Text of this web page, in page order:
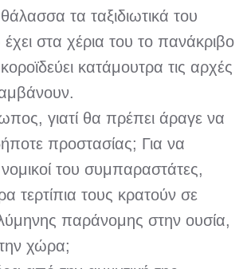
τα ταξιδιωτικά του
στα χέρια του το πανάκριβο
κατάμουτρα τις αρχές
γιατί θα πρέπει άραγε να
προστασίας; Για να
νομικοί του συμπαραστάτες,
τερτίπια τους κρατούν σε
παράνομης στην ουσία,
χώρα;